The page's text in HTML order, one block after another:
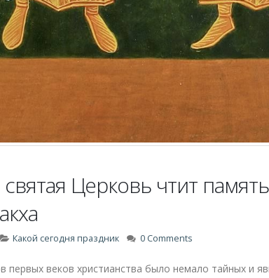
святая Церковь чтит
Какой сегодня праздник 0 Comments
первых веков христианства было немало тайных и